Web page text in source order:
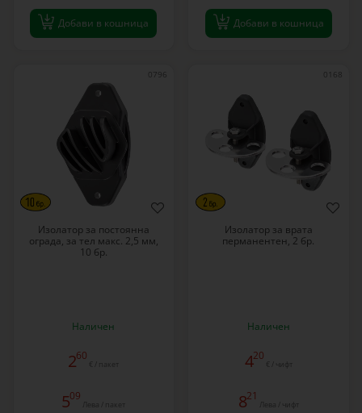
Добави в кошница Добави в кошница
0796
Изолатор за постоянна
ограда, за тел макс. 2,5 мм,
10 бр.
Наличен
260
€ / пакет
509
Лева / пакет
0168
Изолатор за врата
перманентен, 2 бр.
Наличен
420
€ / чифт
821
Лева / чифт